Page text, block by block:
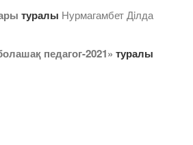
туралы Нурмагамбет Дiлда
педагог-2021» туралы